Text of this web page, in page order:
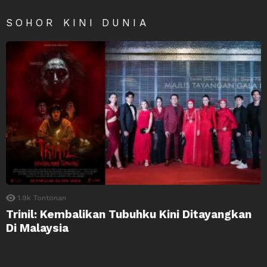
SOHOR KINI DUNIA
1.9k Tontonan
Trinil: Kembalikan Tubuhku Kini Ditayangkan
Di Malaysia